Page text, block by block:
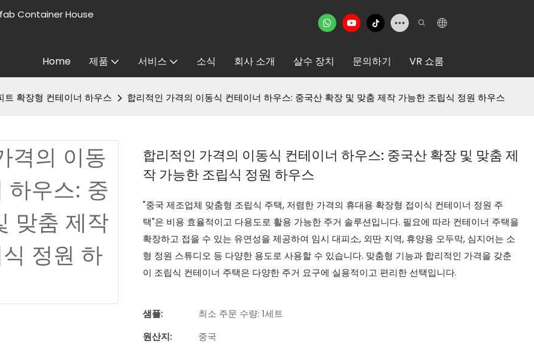
Container House
Home 제품 서비스 소식 회사 소개 살수 장치 문의하기 VR 쇼룸
트 확장형 컨테이너 하우스 합리적인 가격의 이동식 컨테이너 하우스: 중국산 확장 및 맞춤 제작 가능한 조립식 정원 하우스
합리적인 가격의 이동식 컨테이너 하우스: 중국산 확장 및 맞춤 제
작 가능한 조립식 정원 하우스
"중국 제조업체 맞춤형 조립식 주택, 저렴한 가격의 휴대용 확장형 접이식 컨테이너 정원 주
택"은 비용 효율적이고 다용도로 활용 가능한 주거 솔루션입니다. 필요에 따라 컨테이너 주택을
확장하고 접을 수 있는 유연성을 제공하여 임시 대피소, 외딴 지역, 휴양용 오두막, 심지어는 소
형 정원 스튜디오 등 다양한 용도로 사용할 수 있습니다. 맞춤형 기능과 합리적인 가격을 갖춘
이 조립식 컨테이너 주택은 다양한 주거 요구에 실용적이고 편리한 선택입니다.
샘플:
최소 주문 수량: 1세트
원산지:
중국